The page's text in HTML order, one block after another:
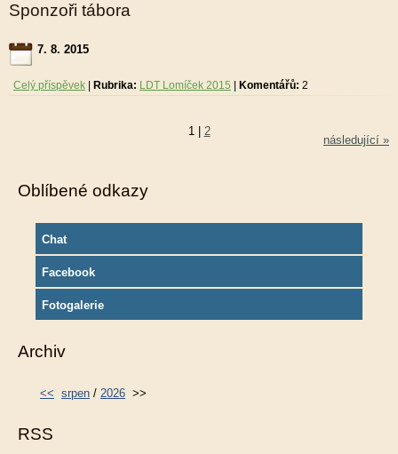
Sponzoři tábora
7. 8. 2015
Celý příspěvek Rubrika: LDT Lomíček 2015 Komentářů: 2
1 2
následující »
Oblíbené odkazy
Chat
Facebook
Fotogalerie
Archiv
<< srpen / 2026 >>
RSS